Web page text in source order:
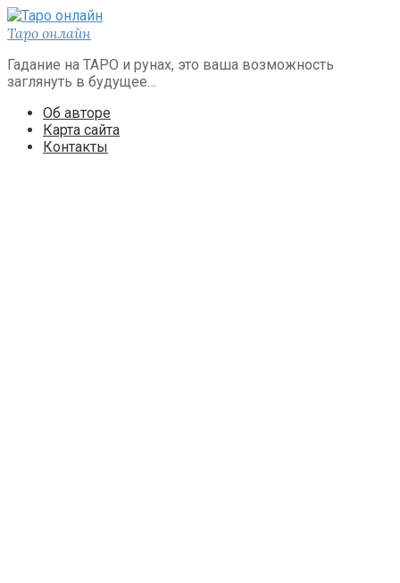
Перейти
к
Таро онлайн
Гадание на ТАРО и рунах, это ваша возможность
заглянуть в будущее…
Об авторе
Карта сайта
Контакты